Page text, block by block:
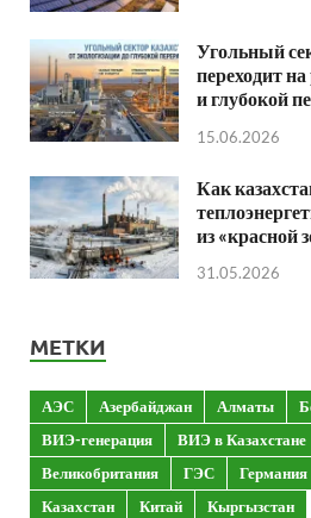
Угольный
переходит
и глубокой
15.06.2026
Как
из «красной
31.05.2026
МЕТКИ
АЭС Азербайджан Алматы
ВИЭ-генерация
ВИЭ в Казахстане
Великобритания
ГЭС Германия
Казахстан
Китай
Кыргызстан